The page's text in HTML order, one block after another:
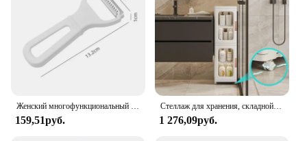
Женский многофункциональный измельчитель фруктов, овощей, моркови, картофеля
159,51руб.
Стеллаж для хранения, складной плотный шкаф для хранения, подходящий для небольшого пространства, ванной комнаты, гостиной, спальни, белый
1 276,09руб.